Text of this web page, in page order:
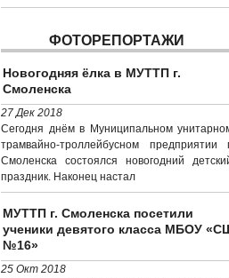
ФОТОРЕПОРТАЖИ
Новогодняя ёлка в МУТТП г.
Смоленска
27 Дек 2018
Сегодня днём в Муниципальном
трамвайно-троллейбусном предприятии
Смоленска состоялся новогодний
праздник. Наконец настал
МУТТП г. Смоленска посетили
ученики девятого класса МБОУ
№16»
25 Окт 2018